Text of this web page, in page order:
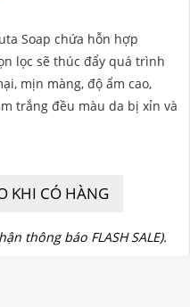
Soap chứa hỗn hợp
lọc sẽ thúc đẩy quá trình
mịn màng, độ ẩm cao,
trắng đều màu da bị xỉn và
KHI CÓ HÀNG
thông báo FLASH SALE).